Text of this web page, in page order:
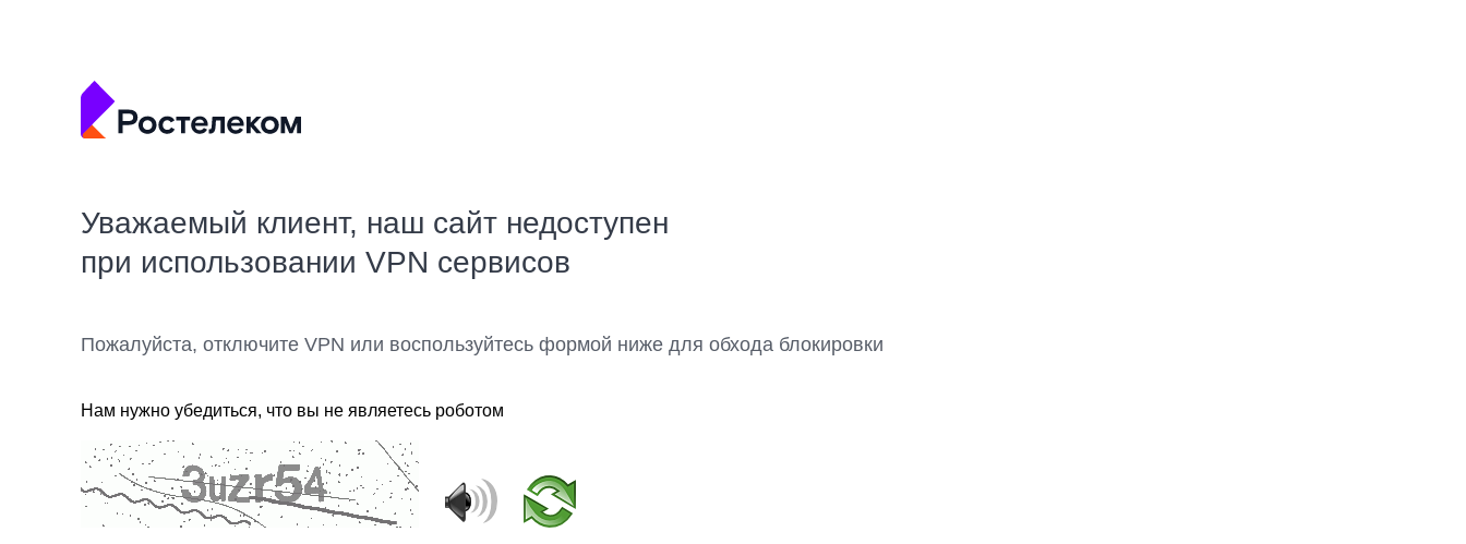
Уважаемый клиент, наш сайт недоступен
при использовании VPN сервисов
Пожалуйста, отключите VPN или воспользуйтесь формой ниже для обхода блокировки
Нам нужно убедиться, что вы не являетесь роботом